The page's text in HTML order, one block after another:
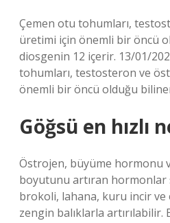
Çemen otu tohumları,
üretimi için önemli bir öncü
diosgenin 12 içerir. 13/01/
tohumları, testosteron ve
önemli bir öncü olduğu
Göğsü en hızlı
Östrojen, büyüme hormonu
boyutunu artıran hormonlar
brokoli, lahana, kuru incir ve
zengin balıklarla artırılabilir.